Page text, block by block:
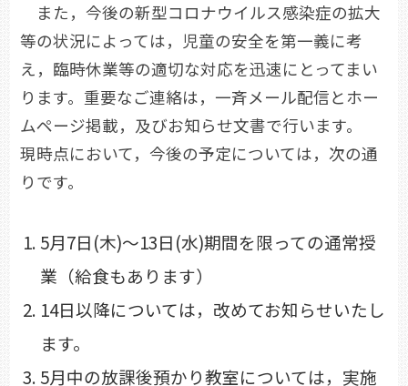
また，今後の新型コロナウイルス感染症の拡大
等の状況によっては，児童の安全を第一義に考
え，臨時休業等の適切な対応を迅速にとってまい
ります。重要なご連絡は，一斉メール配信とホー
ムページ掲載，及びお知らせ文書で行います。
現時点において，今後の予定については，次の通
りです。
5月7日(木)～13日(水)期間を限っての通常授
業（給食もあります）
14日以降については，改めてお知らせいたし
ます。
5月中の放課後預かり教室については，実施